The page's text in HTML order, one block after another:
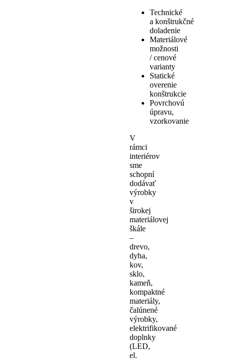
Technické
a konštrukčné
doladenie
Materiálové
možnosti
/ cenové
varianty
Statické
overenie
konštrukcie
Povrchovú
úpravu,
vzorkovanie
V
rámci
interiérov
sme
schopní
dodávať
výrobky
v
širokej
materiálovej
škále
–
drevo,
dyha,
kov,
sklo,
kameň,
kompaktné
materiály,
čalúnené
výrobky,
elektrifikované
doplnky
(LED,
el.